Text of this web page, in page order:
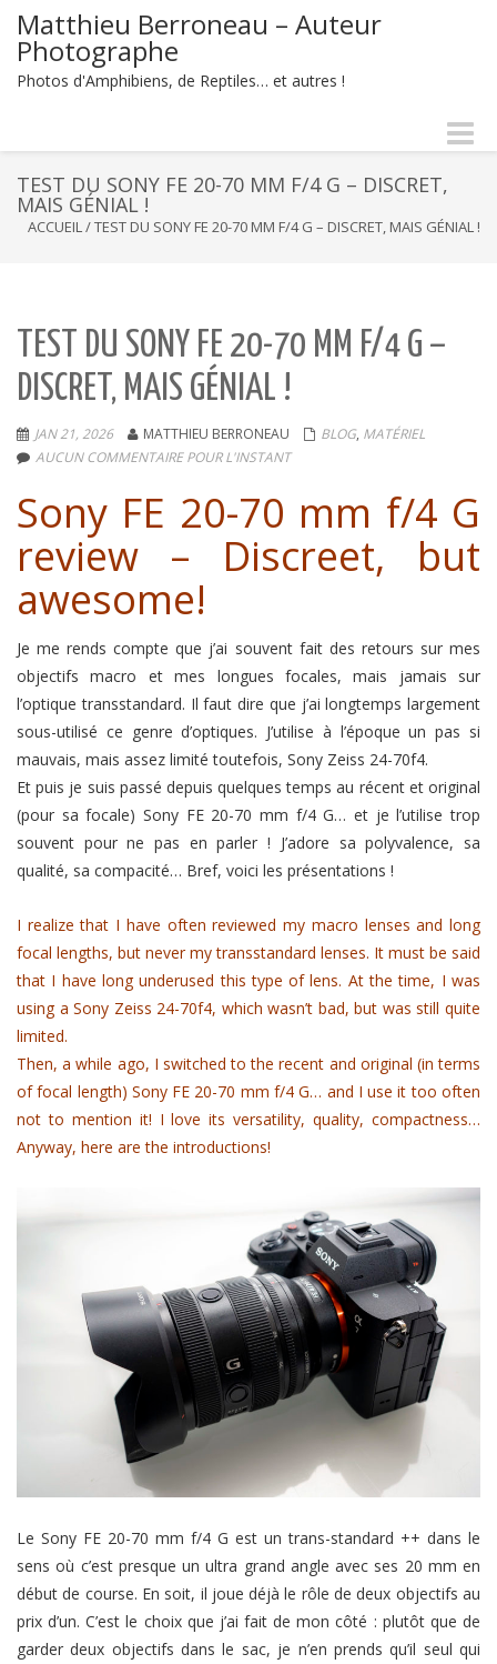
Matthieu Berroneau – Auteur
Photographe
Photos d'Amphibiens, de Reptiles… et autres !
-
TEST DU SONY FE 20-70 MM F/4 G – DISCRET,
MAIS GÉNIAL !
ACCUEIL/TEST DU SONY FE 20-70 MM F/4 G – DISCRET, MAIS GÉNIAL !
TEST DU SONY FE 20-70 MM F/4 G –
DISCRET, MAIS GÉNIAL !
JAN 21, 2026 MATTHIEU BERRONEAU BLOG, MATÉRIEL
AUCUN COMMENTAIRE POUR L'INSTANT
Sony FE 20-70 mm f/4 G
review – Discreet, but
awesome!
Je me rends compte que j’ai souvent fait des retours sur mes
objectifs macro et mes longues focales, mais jamais sur
l’optique transstandard. Il faut dire que j’ai longtemps largement
sous-utilisé ce genre d’optiques. J’utilise à l’époque un pas si
mauvais, mais assez limité toutefois, Sony Zeiss 24-70f4.
Et puis je suis passé depuis quelques temps au récent et original
(pour sa focale) Sony FE 20-70 mm f/4 G… et je l’utilise trop
souvent pour ne pas en parler ! J’adore sa polyvalence, sa
qualité, sa compacité… Bref, voici les présentations !
I realize that I have often reviewed my macro lenses and long
focal lengths, but never my transstandard lenses. It must be said
that I have long underused this type of lens. At the time, I was
using a Sony Zeiss 24-70f4, which wasn’t bad, but was still quite
limited.
Then, a while ago, I switched to the recent and original (in terms
of focal length) Sony FE 20-70 mm f/4 G… and I use it too often
not to mention it! I love its versatility, quality, compactness…
Anyway, here are the introductions!
Le Sony FE 20-70 mm f/4 G est un trans-standard ++ dans le
sens où c’est presque un ultra grand angle avec ses 20 mm en
début de course. En soit, il joue déjà le rôle de deux objectifs au
prix d’un. C’est le choix que j’ai fait de mon côté : plutôt que de
garder deux objectifs dans le sac, je n’en prends qu’il seul qui